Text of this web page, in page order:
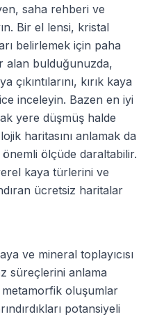
saha rehberi ve
Bir el lensi, kristal
belirlemek için paha
alan bulduğunuzda,
kırık kaya
inceleyin. Bazen en iyi
yere düşmüş halde
haritasını anlamak da
ölçüde daraltabilir.
kaya türlerini ve
ücretsiz haritalar
ve mineral toplayıcısı
süreçlerini anlama
oluşumlar
potansiyeli